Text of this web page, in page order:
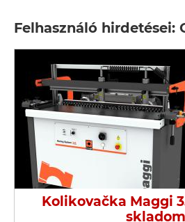
Felhasználó hirdetései:
Kolikovačka Maggi
skladom